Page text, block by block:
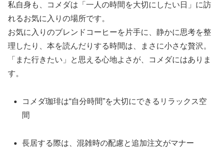
私自身も、コメダは「一人の時間を大切にしたい日」に訪
れるお気に入りの場所です。
お気に入りのブレンドコーヒーを片手に、静かに思考を整
理したり、本を読んだりする時間は、まさに小さな贅沢。
「また行きたい」と思える心地よさが、コメダにはありま
す。
コメダ珈琲は“自分時間”を大切にできるリラックス空
間
長居する際は、混雑時の配慮と追加注文がマナー